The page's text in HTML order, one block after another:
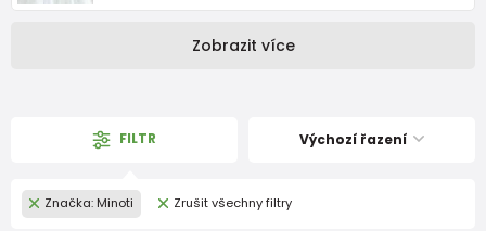
Zobrazit více
FILTR Výchozí řazení
Značka: Minoti Zrušit všechny filtry